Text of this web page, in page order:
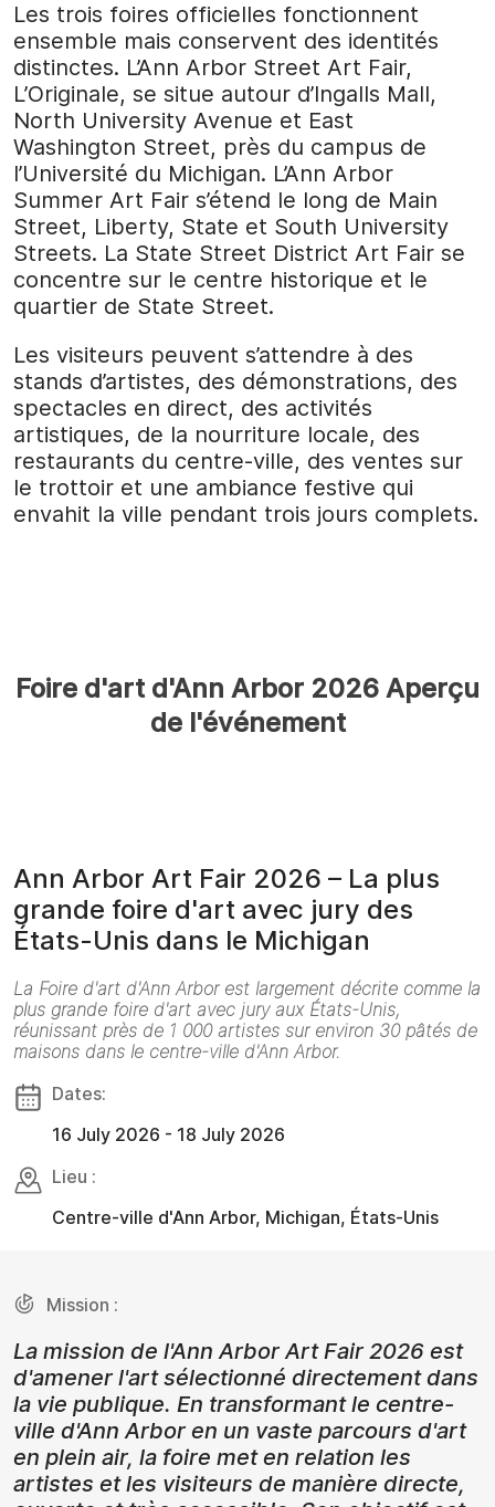
Les trois foires officielles fonctionnent
ensemble mais conservent des identités
distinctes. L’Ann Arbor Street Art Fair,
L’Originale, se situe autour d’Ingalls Mall,
North University Avenue et East
Washington Street, près du campus de
l’Université du Michigan. L’Ann Arbor
Summer Art Fair s’étend le long de Main
Street, Liberty, State et South University
Streets. La State Street District Art Fair se
concentre sur le centre historique et le
quartier de State Street.
Les visiteurs peuvent s’attendre à des
stands d’artistes, des démonstrations, des
spectacles en direct, des activités
artistiques, de la nourriture locale, des
restaurants du centre-ville, des ventes sur
le trottoir et une ambiance festive qui
envahit la ville pendant trois jours complets.
Foire d'art d'Ann Arbor 2026 Aperçu
de l'événement
Ann Arbor Art Fair 2026 – La plus
grande foire d'art avec jury des
États-Unis dans le Michigan
La Foire d'art d'Ann Arbor est largement décrite comme la
plus grande foire d'art avec jury aux États-Unis,
réunissant près de 1 000 artistes sur environ 30 pâtés de
maisons dans le centre-ville d'Ann Arbor.
Dates:
16 July 2026 - 18 July 2026
Lieu :
Centre-ville d'Ann Arbor, Michigan, États-Unis
Mission :
La mission de l'Ann Arbor Art Fair 2026 est
d'amener l'art sélectionné directement dans
la vie publique. En transformant le centre-
ville d'Ann Arbor en un vaste parcours d'art
en plein air, la foire met en relation les
artistes et les visiteurs de manière directe,